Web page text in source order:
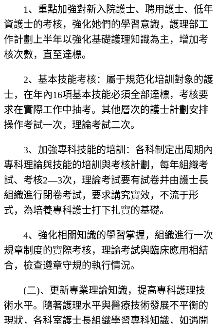
1、重點加強對新入院護士、聘用護士、低年
資護士的考核，強化她們的學習意識，護理部工
作計劃上半年以強化基礎護理知識為主，增加考
核次數，直至達標。
2、基本技能考核：屬于規范化培訓對象的護
士，在年內16項基本技能必須全部達標，考核要
求在實際工作中抽考。其他層次的護士計劃安排
操作考試一次，理論考試二次。
3、加強專科技能的培訓：各科制定出周期內
專科理論與技能的培訓與考核計劃，每年組織考
試、考核2—3次，理論考試要有試卷并由護士長
組織進行閉卷考試，要求講究實效，不流于形
式，為培養專科護士打下扎實的基礎。
4、強化相關知識的學習掌握，組織進行一次
規章制度的實際考核，理論考試與臨床應用相結
合，檢查遵章守規的執行情況。
(二)、更新專業理論知識，提高專科護理技
術水平。隨著護理水平與醫療技術發展不平衡的
現狀，各科室護士長組織學習專科知識，如遇開